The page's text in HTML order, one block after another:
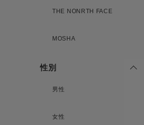
新規会員登録
THE NONRTH FACE
MOSHA
性別
男性
女性